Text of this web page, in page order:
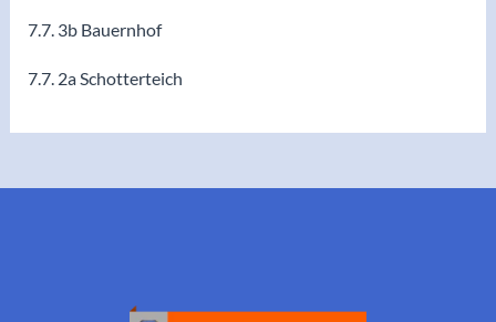
7.7. 3b Bauernhof
7.7. 2a Schotterteich